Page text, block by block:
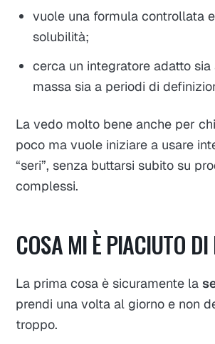
vuole una formula controllata
solubilità;
cerca un integratore adatto sia
massa sia a periodi di
La vedo molto bene anche per
poco ma vuole iniziare a usare
“seri”, senza buttarsi subito su
complessi.
COSA MI È PIACIUTO
La prima cosa è sicuramente la
prendi una volta al giorno e non
troppo.